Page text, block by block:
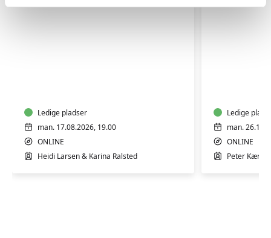
står
tæt
på
en
Ledige pladser
man. 17.08.2026, 19.00
ONLINE
Heidi Larsen & Karina Ralsted
Online
"live"
højskole
over
Ledige
man.
ONLINE
Peter Kær